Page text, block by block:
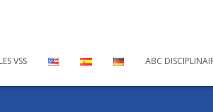
VSS ABC